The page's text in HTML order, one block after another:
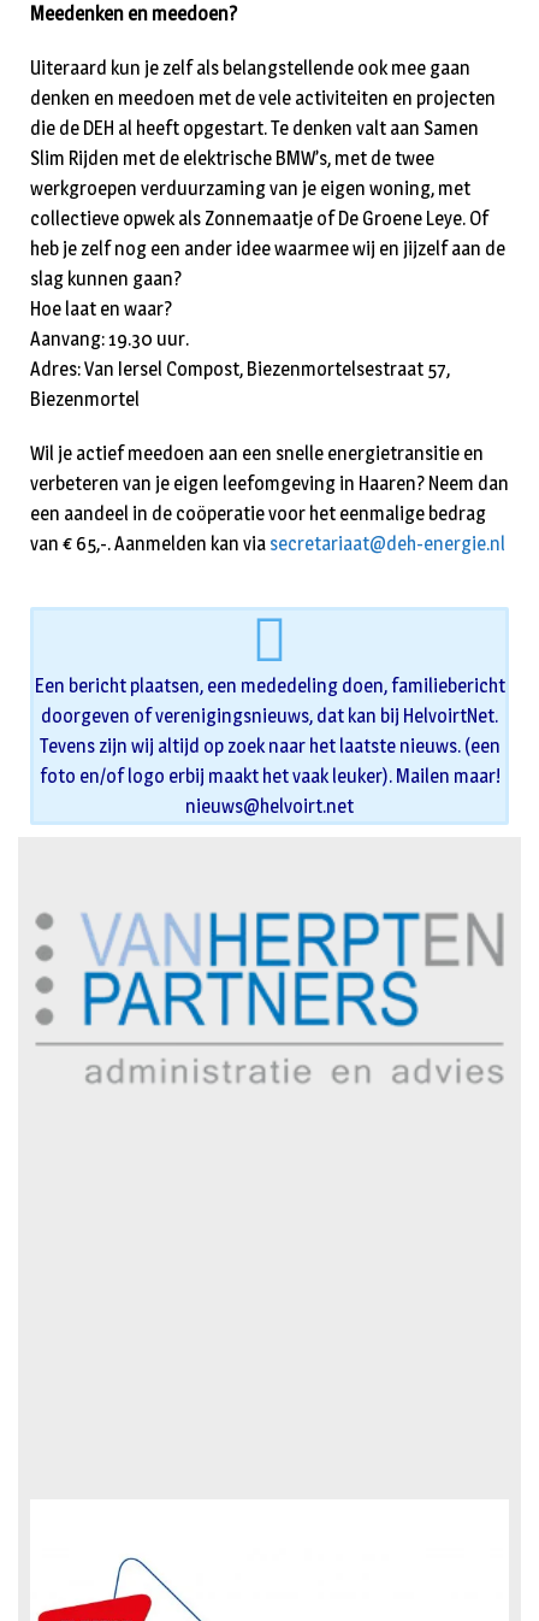
Meedenken en meedoen?
Uiteraard kun je zelf als belangstellende ook mee gaan
denken en meedoen met de vele activiteiten en projecten
die de DEH al heeft opgestart. Te denken valt aan Samen
Slim Rijden met de elektrische BMW’s, met de twee
werkgroepen verduurzaming van je eigen woning, met
collectieve opwek als Zonnemaatje of De Groene Leye. Of
heb je zelf nog een ander idee waarmee wij en jijzelf aan de
slag kunnen gaan?
Hoe laat en waar?
Aanvang: 19.30 uur.
Adres: Van Iersel Compost, Biezenmortelsestraat 57,
Biezenmortel
Wil je actief meedoen aan een snelle energietransitie en
verbeteren van je eigen leefomgeving in Haaren? Neem dan
een aandeel in de coöperatie voor het eenmalige bedrag
van € 65,-. Aanmelden kan via secretariaat@deh-energie.nl
Een bericht plaatsen, een mededeling doen, familiebericht
doorgeven of verenigingsnieuws, dat kan bij HelvoirtNet.
Tevens zijn wij altijd op zoek naar het laatste nieuws. (een
foto en/of logo erbij maakt het vaak leuker). Mailen maar!
nieuws@helvoirt.net